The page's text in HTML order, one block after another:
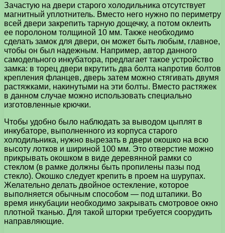
Зачастую на двери старого холодильника отсутствует
магнитный уплотнитель. Вместо него нужно по периметру
всей двери закрепить тарную дощечку, а потом оклеить
ее поролоном толщиной 10 мм. Также необходимо
сделать замок для двери, он может быть любым, главное,
чтобы он был надежным. Например, автор данного
самодельного инкубатора, предлагает такое устройство
замка: в торец двери вкрутить два болта напротив болтов
крепления фланцев, дверь затем можно стягивать двумя
растяжками, накинутыми на эти болты. Вместо растяжек
в данном случае можно использовать специально
изготовленные крючки.
Чтобы удобно было наблюдать за выводом цыплят в
инкубаторе, выполненного из корпуса старого
холодильника, нужно вырезать в двери окошко на всю
высоту лотков и шириной 100 мм. Это отверстие можно
прикрывать окошком в виде деревянной рамки со
стеклом (в рамке должны быть пропилены пазы под
стекло). Окошко следует крепить в проем на шурупах.
Желательно делать двойное остекление, которое
выполняется обычным способом — под штапики. Во
время инкубации необходимо закрывать смотровое окно
плотной тканью. Для такой шторки требуется соорудить
направляющие.